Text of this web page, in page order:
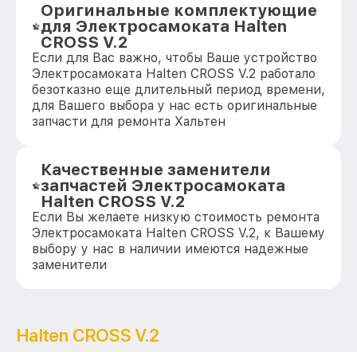
Оригинальные комплектующие
для Электросамоката Halten
CROSS V.2
Если для Вас важно, чтобы Ваше устройство
Электросамоката Halten CROSS V.2 работало
безотказно еще длительный период времени,
для Вашего выбора у нас есть оригинальные
запчасти для ремонта Хальтен
Качественные заменители
запчастей Электросамоката
Halten CROSS V.2
Если Вы желаете низкую стоимость ремонта
Электросамоката Halten CROSS V.2, к Вашему
выбору у нас в наличии имеются надежные
заменители
Halten CROSS V.2